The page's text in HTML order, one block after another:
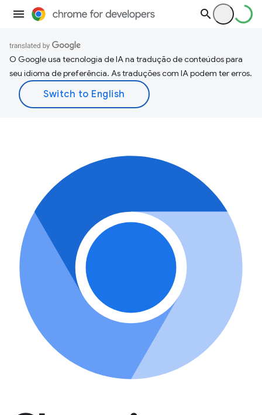
O Google usa tecnologia de IA na tradução de conteúdos para
seu idioma de preferência. As traduções com IA podem ter erros.